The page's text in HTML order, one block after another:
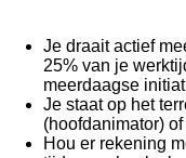
Je draait actief
25% van je
meerdaagse
Je staat op het
(hoofdanimator)
Hou er rekening